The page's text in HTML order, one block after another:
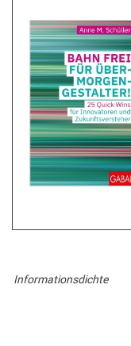
Informationsdichte